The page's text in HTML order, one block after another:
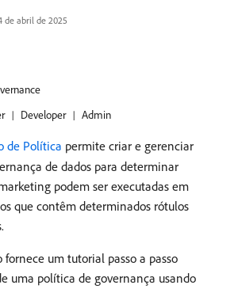
de abril de 2025
Developer Admin
de Política permite criar e gerenciar
de dados para determinar
podem ser executadas em
que contêm determinados rótulos
fornece um tutorial passo a passo
uma política de governança usando